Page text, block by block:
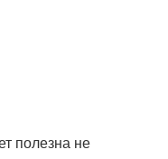
полезна не